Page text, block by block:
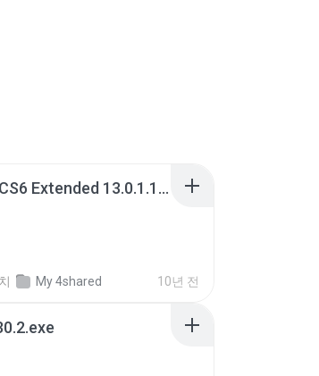
Adobe Photoshop CS6 Extended 13.0.1.1 Multilanguage Portable x86.exe
My 4shared 10년 전